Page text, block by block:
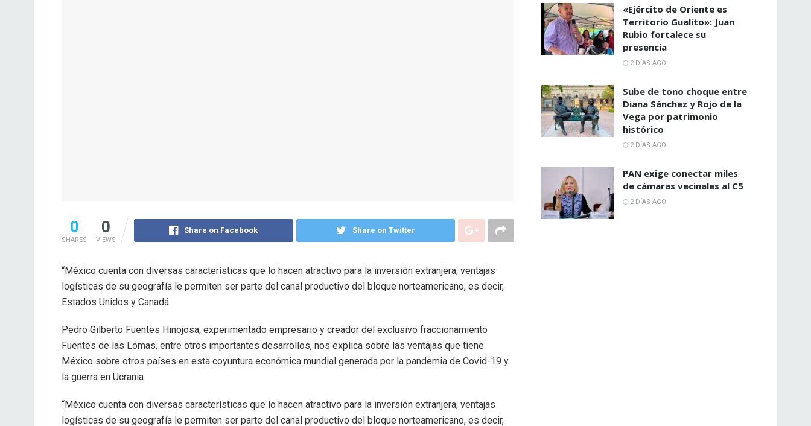
0
SHARES
0
VIEWS
Share on Facebook Share on Twitter
“México cuenta con diversas características que lo hacen atractivo para la inversión extranjera, ventajas
logísticas de su geografía le permiten ser parte del canal productivo del bloque norteamericano, es decir,
Estados Unidos y Canadá
Pedro Gilberto Fuentes Hinojosa, experimentado empresario y creador del exclusivo fraccionamiento
Fuentes de las Lomas, entre otros importantes desarrollos, nos explica sobre las ventajas que tiene
México sobre otros países en esta coyuntura económica mundial generada por la pandemia de Covid-19 y
la guerra en Ucrania.
“México cuenta con diversas características que lo hacen atractivo para la inversión extranjera, ventajas
logísticas de su geografía le permiten ser parte del canal productivo del bloque norteamericano, es decir,
«Ejército de Oriente es
Territorio Gualito»: Juan
Rubio fortalece su
presencia
2 DÍAS AGO
Sube de tono choque entre
Diana Sánchez y Rojo de la
Vega por patrimonio
histórico
2 DÍAS AGO
PAN exige conectar miles
de cámaras vecinales al C5
2 DÍAS AGO